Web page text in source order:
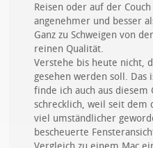
Reisen oder auf der
angenehmer und besser
Ganz zu Schweigen von
reinen Qualität.
Verstehe bis heute nicht,
gesehen werden soll.
finde ich auch aus diesem
schrecklich, weil seit dem
viel umständlicher
bescheuerte